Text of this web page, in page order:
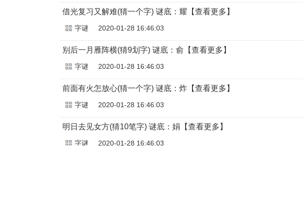
借光复习又解难(猜一个字) 谜底：耀【查看更多】
2020-01-28 16:46:03
字谜
别后一月雁阵横(猜9划字) 谜底：俞【查看更多】
2020-01-28 16:46:03
字谜
前面有火怎放心(猜一个字) 谜底：炸【查看更多】
2020-01-28 16:46:03
字谜
明日去见女方(猜10笔字) 谜底：娟【查看更多】
2020-01-28 16:46:03
字谜